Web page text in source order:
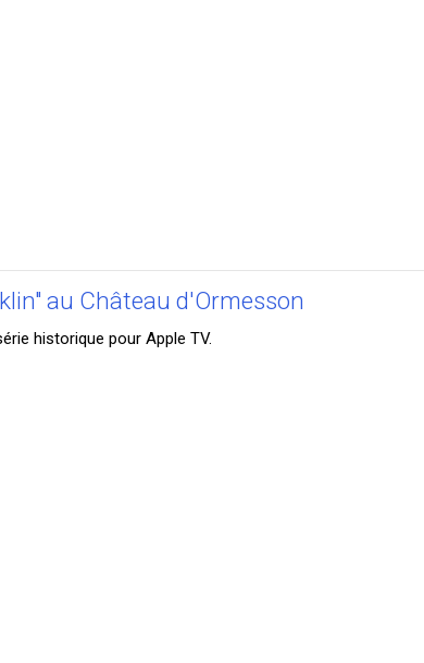
au Château d'Ormesson
historique pour Apple TV.